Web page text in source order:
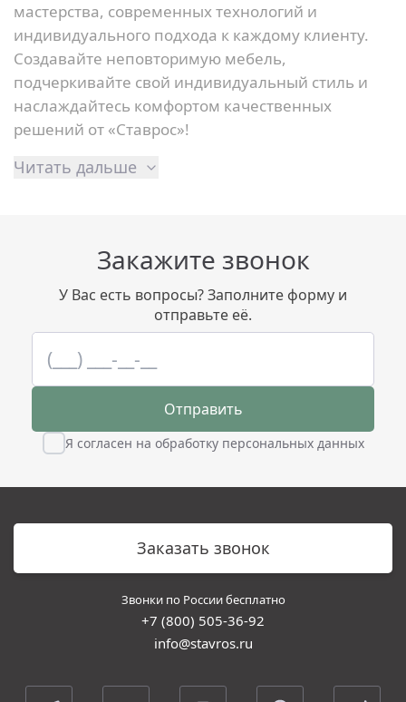
мастерства, современных технологий и
индивидуального подхода к каждому клиенту.
Создавайте неповторимую мебель,
подчеркивайте свой индивидуальный стиль и
наслаждайтесь комфортом качественных
решений от «Ставрос»!
Читать дальше
Закажите звонок
У Вас есть вопросы? Заполните форму и
отправьте её.
Отправить
Я согласен на обработку персональных данных
Заказать звонок
Звонки по России бесплатно
+7 (800) 505-36-92
info@stavros.ru